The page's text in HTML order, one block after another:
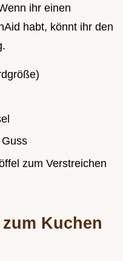
ihr einen
habt, könnt ihr den
zum Verstreichen
Kuchen